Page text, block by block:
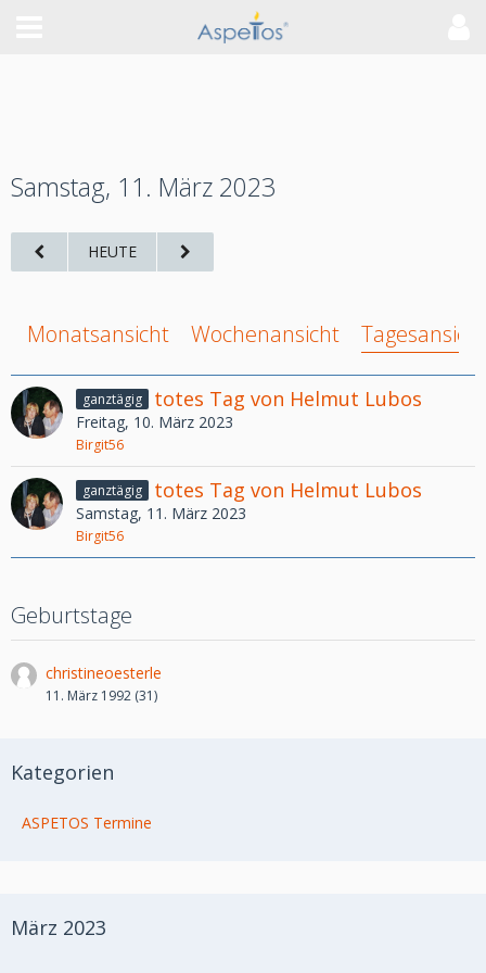
Samstag, 11. März 2023
HEUTE
Monatsansicht Wochenansicht Tagesansicht
ganztägig totes Tag von Helmut Lubos
Freitag, 10. März 2023
Birgit56
ganztägig totes Tag von Helmut Lubos
Samstag, 11. März 2023
Birgit56
Geburtstage
christineoesterle
11. März 1992 (31)
Kategorien
ASPETOS Termine
März 2023